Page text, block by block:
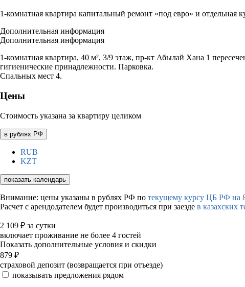
1-комнатная квартира капитальный ремонт «под евро» и отдельная
Дополнительная информация
Дополнительная информация
1-комнатная квартира, 40 м², 3/9 этаж, пр-кт Абылай Хана 1
гигиенические принадлежности. Парковка.
Спальных мест 4.
Цены
Стоимость указана за квартиру целиком
в рублях РФ
RUB
KZT
показать календарь
Внимание: цены указаны в рублях РФ по текущему курсу ЦБ РФ на
Расчет с арендодателем будет производиться при заезде в казахских
2 109 ₽ за сутки
включает проживание не более 4 гостей
Показать дополнительные условия и скидки
879 ₽
страховой депозит (возвращается при отъезде)
показывать предложения рядом